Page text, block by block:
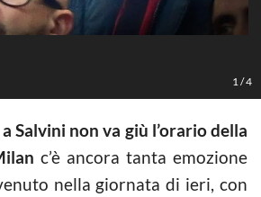
1 /4
Salvini non va giù l’orario della
c’è ancora tanta emozione
nella giornata di ieri, con